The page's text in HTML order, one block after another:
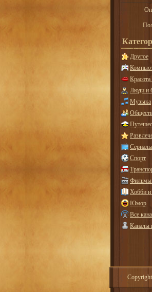
Другое
Красота
Люди и
Музыка
Сериалы
Спорт
Фильмы
Хобби и
Юмор
Все
Каналы